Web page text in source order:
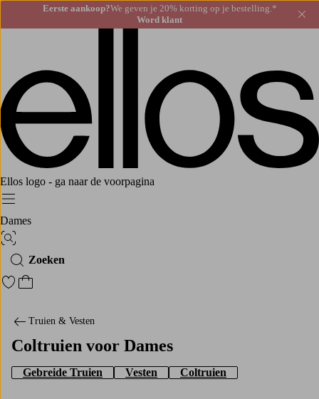
Eerste aankoop?We geven je 20% korting op je bestelling.*
Word klant
Ellos logo - ga naar de voorpagina
Menu
Dames
Afbeelding zoeken
Zoeken
Ga naar favoriete gemarkeerde producten
Ga naar het winkelmandje
Truien & Vesten
Coltruien voor Dames
Gebreide Truien Vesten Coltruien